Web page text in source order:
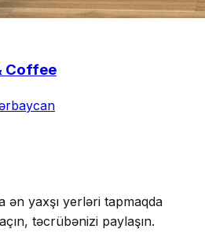
Coffee
ən yaxşı yerləri tapmaqda
təcrübənizi paylaşın.